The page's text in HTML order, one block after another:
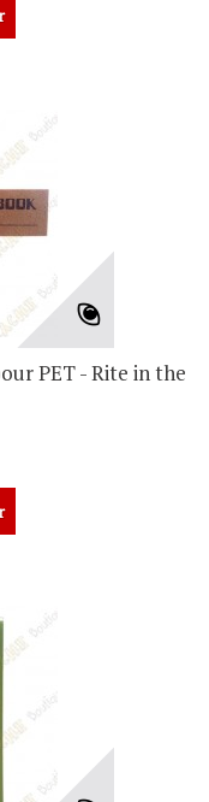
PET - Rite in the